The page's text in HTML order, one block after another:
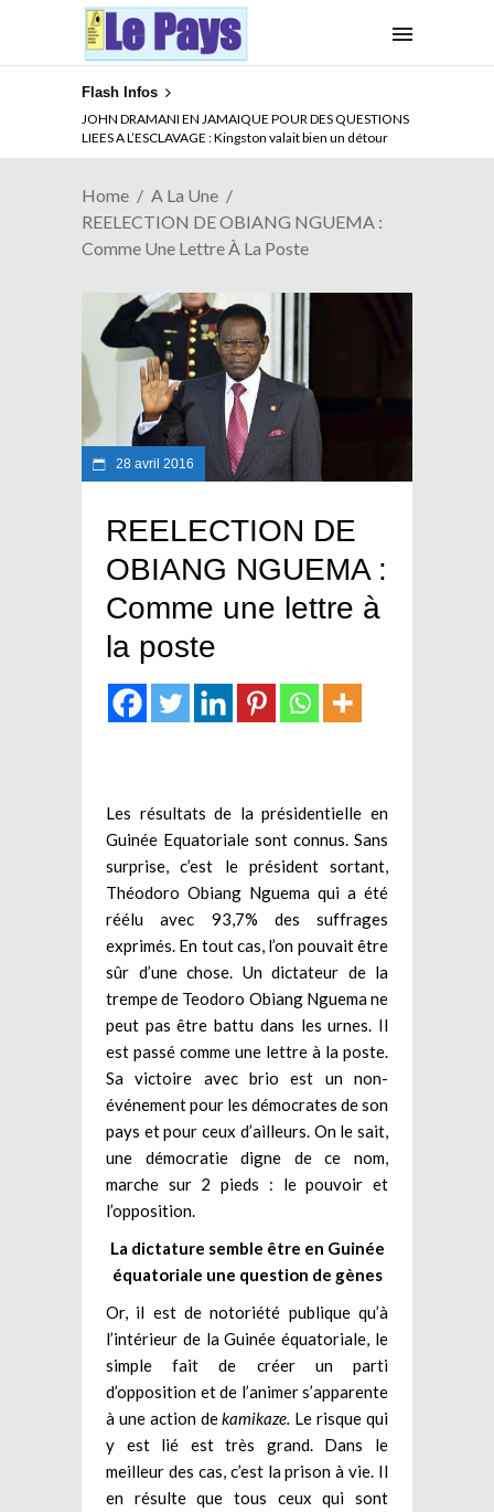
Flash Infos
ABSENCE PROLONGEE DE PAUL BIYA DU CAMEROUN :
Qui pilote le Cameroun ?
Home
A La Une
REELECTION DE OBIANG NGUEMA :
Comme Une Lettre À La Poste
28 avril 2016
REELECTION DE
OBIANG NGUEMA :
Comme une lettre à
la poste
Les résultats de la présidentielle en
Guinée Equatoriale sont connus. Sans
surprise, c’est le président sortant,
Théodoro Obiang Nguema qui a été
réélu avec 93,7% des suffrages
exprimés. En tout cas, l’on pouvait être
sûr d’une chose. Un dictateur de la
trempe de Teodoro Obiang Nguema ne
peut pas être battu dans les urnes. Il
est passé comme une lettre à la poste.
Sa victoire avec brio est un non-
événement pour les démocrates de son
pays et pour ceux d’ailleurs. On le sait,
une démocratie digne de ce nom,
marche sur 2 pieds : le pouvoir et
l’opposition.
La dictature semble être en Guinée
équatoriale une question de gènes
Or, il est de notoriété publique qu’à
l’intérieur de la Guinée équatoriale, le
simple fait de créer un parti
d’opposition et de l’animer s’apparente
à une action dekamikaze. Le risque qui
y est lié est très grand. Dans le
meilleur des cas, c’est la prison à vie. Il
en résulte que tous ceux qui sont